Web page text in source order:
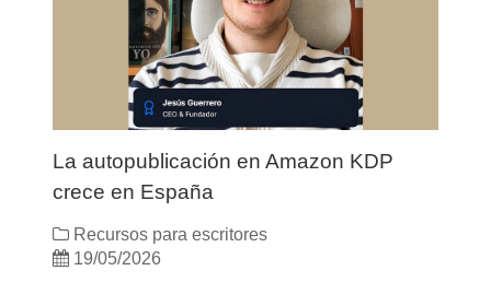
La autopublicación en Amazon KDP
crece en España
Recursos para escritores
19/05/2026